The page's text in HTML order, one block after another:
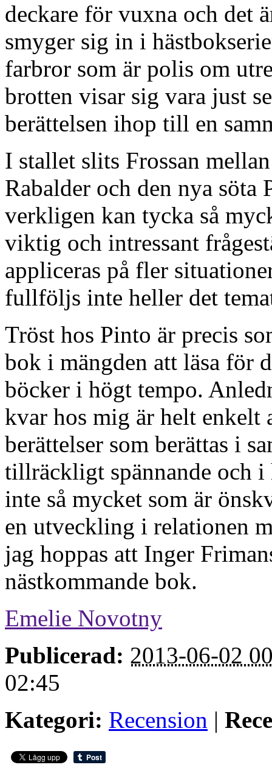
deckare för vuxna och det
smyger sig in i
farbror som är polis om
brotten visar sig vara just
berättelsen ihop till en
I stallet slits Frossan
Rabalder och den nya
verkligen kan tycka så
viktig och intressant
appliceras på fler
fullföljs inte heller det
Tröst hos Pinto är precis
bok i mängden att läsa för
böcker i högt tempo.
kvar hos mig är helt enkelt
berättelser som berättas i
tillräckligt spännande och i
inte så mycket som är
en utveckling i relationen
jag hoppas att Inger
nästkommande bok.
Emelie Novotny
Publicerad: 2013-06-02
02:45
Kategori: Recension |